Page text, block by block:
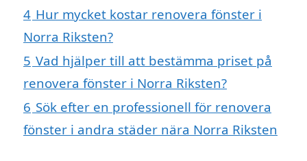
4 Hur mycket kostar renovera fönster i
Norra Riksten?
5 Vad hjälper till att bestämma priset på
renovera fönster i Norra Riksten?
6 Sök efter en professionell för renovera
fönster i andra städer nära Norra Riksten